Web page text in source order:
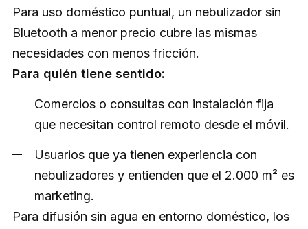
Para uso doméstico puntual, un nebulizador sin
Bluetooth a menor precio cubre las mismas
necesidades con menos fricción.
Para quién tiene sentido:
Comercios o consultas con instalación fija
que necesitan control remoto desde el móvil.
Usuarios que ya tienen experiencia con
nebulizadores y entienden que el 2.000 m² es
marketing.
Para difusión sin agua en entorno doméstico, los